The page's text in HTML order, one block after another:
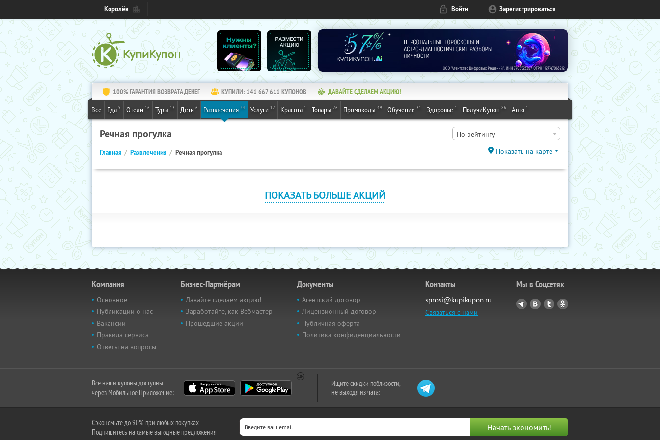
Королёв Войти Зарегистрироваться
100% ГАРАНТИЯ ВОЗВРАТА ДЕНЕГ КУПИЛИ: 141 667 611 КУПОНОВ ДАВАЙТЕ СДЕЛАЕМ АКЦИЮ!
Все Еда 9 Отели 16 Туры 13 Дети 6 Развлечения 24 Услуги 12 Красота 1 Товары 26 Промокоды 49 Обучение 31 Здоровье 1 ПолучиКупон 86 Авто 1
Речная прогулка По рейтингу
Главная Развлечения Речная прогулка Показать на карте
ПОКАЗАТЬ БОЛЬШЕ АКЦИЙ
Компания
Основное
Публикации о нас
Вакансии
Правила сервиса
Ответы на вопросы
Бизнес-Партнёрам
Давайте сделаем акцию!
Заработайте, как Вебмастер
Прошедшие акции
Документы
Агентский договор
Лицензионный договор
Публичная оферта
Политика конфиденциальности
Контакты
sprosi@kupikupon.ru
Связаться с нами
Мы в Соцсетях
Все наши купоны доступны
через Мобильное Приложение:
Ищите скидки поблизости,
не выходя из чата:
Сэкономьте до 90% при любых покупках
Подпишитесь на самые выгодные предложения